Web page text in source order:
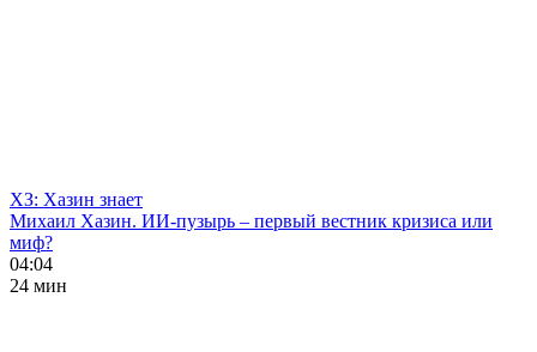
ХЗ: Хазин знает
Михаил Хазин. ИИ-пузырь – первый вестник кризиса или
миф?
04:04
24 мин